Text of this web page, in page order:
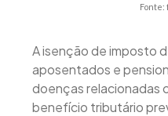
Fonte:
A isenção de imposto
aposentados e
doenças relacionadas
benefício tributário